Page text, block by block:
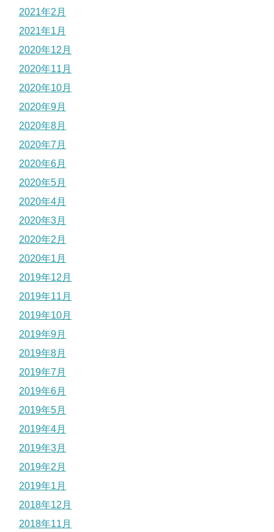
2021年2月
2021年1月
2020年12月
2020年11月
2020年10月
2020年9月
2020年8月
2020年7月
2020年6月
2020年5月
2020年4月
2020年3月
2020年2月
2020年1月
2019年12月
2019年11月
2019年10月
2019年9月
2019年8月
2019年7月
2019年6月
2019年5月
2019年4月
2019年3月
2019年2月
2019年1月
2018年12月
2018年11月